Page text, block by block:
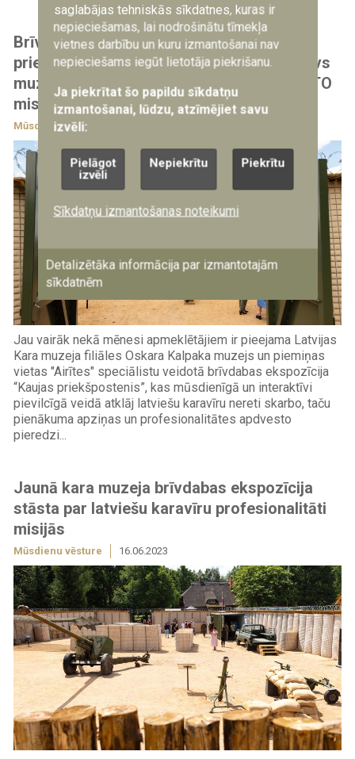
Brīvdabas ekspozīcija "Kaujas
priekšpostenis" – mūsdienīgs un interaktīvs
muzeja stāsts par latviešu karavīriem NATO
misijās
Mūsdienu vēsture
Jau vairāk nekā mēnesi apmeklētājiem ir pieejama Latvijas
Kara muzeja filiāles Oskara Kalpaka muzejs un piemiņas
vietas "Airītes" speciālistu veidotā brīvdabas ekspozīcija
“Kaujas priekšpostenis”, kas mūsdienīgā un interaktīvi
pievilcīgā veidā atklāj latviešu karavīru nereti skarbo, taču
pienākuma apziņas un profesionalitātes apdvesto
pieredzi...
Jaunā kara muzeja brīvdabas ekspozīcija
stāsta par latviešu karavīru profesionalitāti
misijās
Mūsdienu vēsture 16.06.2023
saglabājas tehniskās sīkdatnes, kuras ir
nepieciešamas, lai nodrošinātu tīmekļa
vietnes darbību un kuru izmantošanai nav
nepieciešams iegūt lietotāja piekrišanu.
Ja piekrītat šo papildu sīkdatņu
izmantošanai, lūdzu, atzīmējiet savu
izvēli:
Pielāgot
izvēli
Nepiekrītu Piekrītu
Sīkdatņu izmantošanas noteikumi
Detalizētāka informācija par izmantotajām
sīkdatnēm